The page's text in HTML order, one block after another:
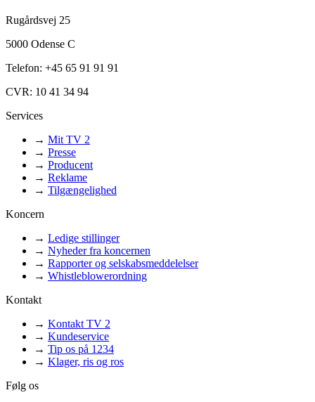
Rugårdsvej 25
5000 Odense C
Telefon: +45 65 91 91 91
CVR: 10 41 34 94
Services
→ Mit TV 2
→ Presse
→ Producent
→ Reklame
→ Tilgængelighed
Koncern
→ Ledige stillinger
→ Nyheder fra koncernen
→ Rapporter og selskabsmeddelelser
→ Whistleblowerordning
Kontakt
→ Kontakt TV 2
→ Kundeservice
→ Tip os på 1234
→ Klager, ris og ros
Følg os